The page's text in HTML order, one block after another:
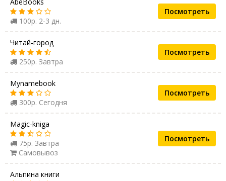
AbeBooks
100р. 2-3 дн.
Посмотреть
Читай-город
250р. Завтра
Посмотреть
Mynamebook
300р. Сегодня
Посмотреть
Magic-kniga
75р. Завтра
Самовывоз
Посмотреть
Альпина книги